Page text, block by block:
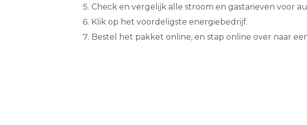
Check en vergelijk alle stroom en gastarieven voor
Klik op het voordeligste energiebedrijf.
Bestel het pakket online, en stap online over naar